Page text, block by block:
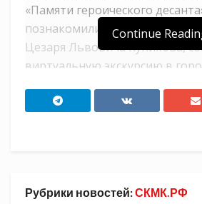
«Памяти героического
познакомились с подвигом
Цезаря Львовича Куникова,
виртуальную экскурсию в
«Малая земля». Казачата
Новороссийска.
Continue
Рубрики новостей:СКМК.РФ